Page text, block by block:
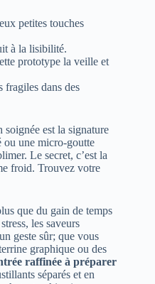
petites touches
à la lisibilité.
prototype la veille et
fragiles dans des
est la signature
ou une micro-goutte
Le secret, c’est la
froid. Trouvez votre
que du gain de temps
les saveurs
geste sûr; que vous
graphique ou des
raffinée à préparer
séparés et en